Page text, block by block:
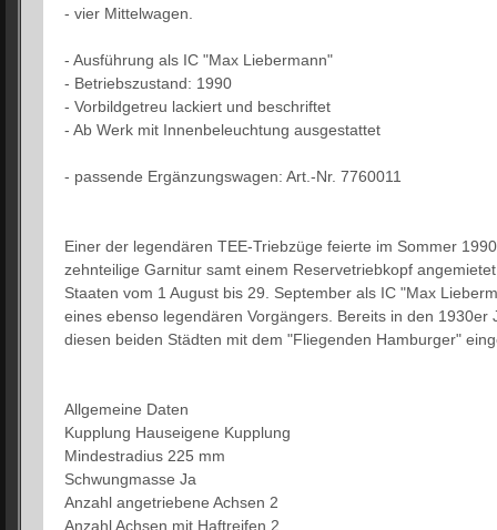
- vier Mittelwagen.
- Ausführung als IC "Max Liebermann"
- Betriebszustand: 1990
- Vorbildgetreu lackiert und beschriftet
- Ab Werk mit Innenbeleuchtung ausgestattet
- passende Ergänzungswagen: Art.-Nr. 7760011
Einer der legendären TEE-Triebzüge feierte im Sommer
zehnteilige Garnitur samt einem Reservetriebkopf
Staaten vom 1 August bis 29. September als IC "Max
eines ebenso legendären Vorgängers. Bereits in den
diesen beiden Städten mit dem "Fliegenden Hamburger"
Allgemeine Daten
Kupplung Hauseigene Kupplung
Mindestradius 225 mm
Schwungmasse Ja
Anzahl angetriebene Achsen 2
Anzahl Achsen mit Haftreifen 2